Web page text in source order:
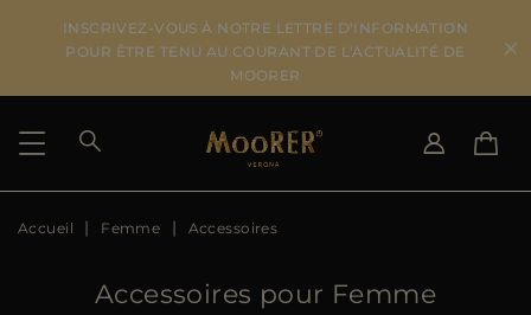
INSCRIVEZ-VOUS À NOTRE LETTRE D'INFORMATION
POUR ÊTRE TENU AU COURANT DE L'ACTUALITÉ DE
MOORER
PAYS DE LIVRAISON
DE
FR
Accueil Femme Accessoires
Accessoires pour Femme